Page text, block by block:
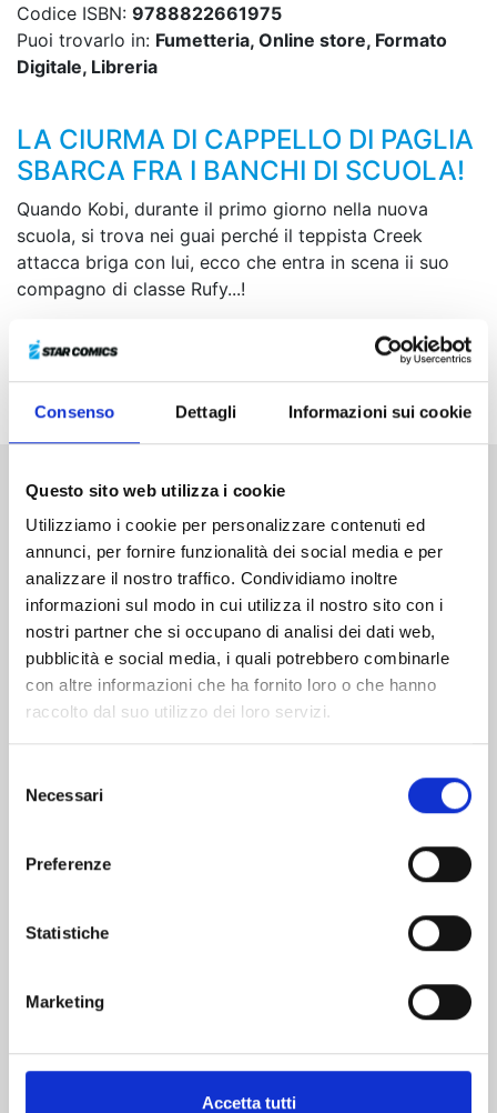
Consenso Dettagli Informazioni sui cookie
Questo sito web utilizza i cookie
Utilizziamo i cookie per personalizzare contenuti ed
annunci, per fornire funzionalità dei social media e per
analizzare il nostro traffico. Condividiamo inoltre
informazioni sul modo in cui utilizza il nostro sito con i
nostri partner che si occupano di analisi dei dati web,
pubblicità e social media, i quali potrebbero combinarle
con altre informazioni che ha fornito loro o che hanno
raccolto dal suo utilizzo dei loro servizi.
delNecessari
Preferenze
Statistiche
Marketing
Accetta tutti
Codice ISBN: 9788822661975
Puoi trovarlo in: Fumetteria, Online store, Formato
Digitale, Libreria
LA CIURMA DI CAPPELLO DI PAGLIA
SBARCA FRA I BANCHI DI SCUOLA!
Quando Kobi, durante il primo giorno nella nuova
scuola, si trova nei guai perché il teppista Creek
attacca briga con lui, ecco che entra in scena ii suo
compagno di classe Rufy...!
In questa esilarante commedia scolastica spin-off di
ONE PIECEvedremo personaggi arcinoti fare un gran
casino alle medie!
Altri volumi della serie